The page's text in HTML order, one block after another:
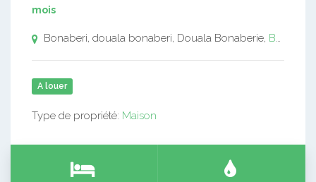
mois
Bonaberi, douala bonaberi, Douala Bonaberie, Bonaberi
A louer
Type de propriété: Maison